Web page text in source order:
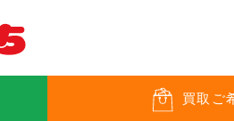
買取 ご